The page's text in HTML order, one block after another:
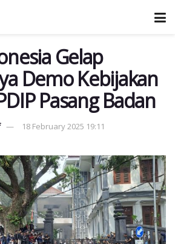
Gelap
Demo Kebijakan
Pasang Badan
18 February 2025 19:11